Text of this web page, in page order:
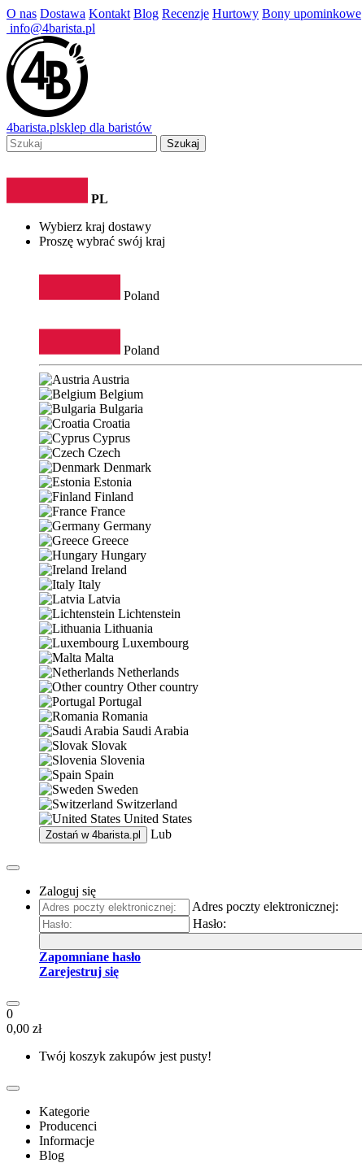
O nas Dostawa Kontakt Blog Recenzje Hurtowy Bony upominkowe
info@4barista.pl
4barista.plsklep dla baristów
Szukaj
PL
Wybierz kraj dostawy
Proszę wybrać swój kraj
Poland
Poland
Austria
Belgium
Bulgaria
Croatia
Cyprus
Czech
Denmark
Estonia
Finland
France
Germany
Greece
Hungary
Ireland
Italy
Latvia
Lichtenstein
Lithuania
Luxembourg
Malta
Netherlands
Other country
Portugal
Romania
Saudi Arabia
Slovak
Slovenia
Spain
Sweden
Switzerland
United States
Zostań w 4barista.pl Lub
Zaloguj się
Adres poczty elektronicznej:
Hasło:
Zapomniane hasło
Zarejestruj się
0
0,00 zł
Twój koszyk zakupów jest pusty!
Kategorie
Producenci
Informacje
Blog